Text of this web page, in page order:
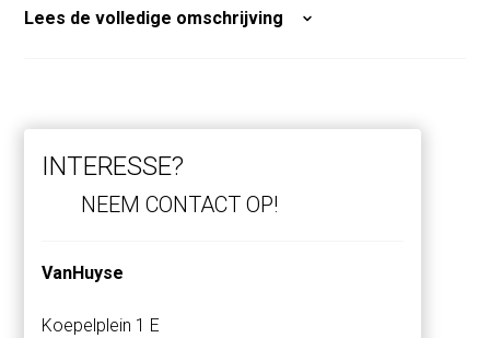
zeer interessant.
Parterre:
bedrijfs-, kantoor-, opslagruimte of garageruimte voor
Lees de volledige omschrijving
INTERESSE?
NEEM CONTACT OP!
VanHuyse
Koepelplein 1 E